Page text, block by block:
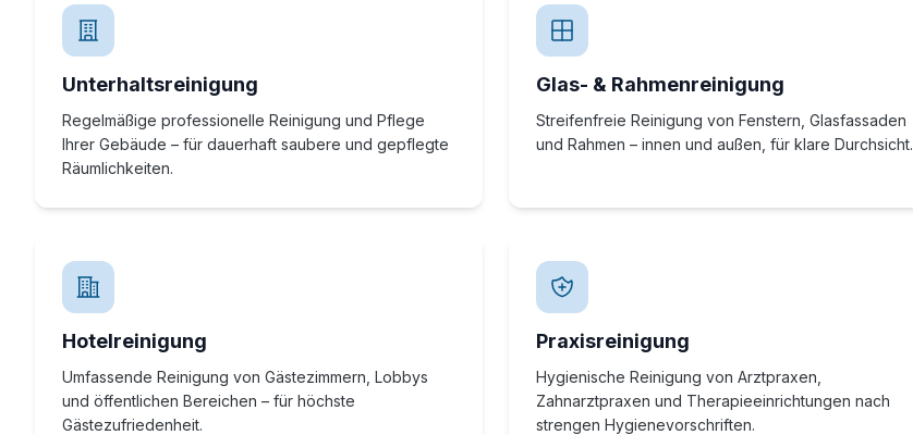
Unterhaltsreinigung
Regelmäßige professionelle Reinigung und Pflege
Ihrer Gebäude – für dauerhaft saubere und gepflegte
Räumlichkeiten.
Glas- & Rahmenreinigung
Streifenfreie Reinigung von Fenstern, Glasfassaden
und Rahmen – innen und außen, für klare Durchsicht.
Hotelreinigung
Umfassende Reinigung von Gästezimmern, Lobbys
und öffentlichen Bereichen – für höchste
Gästezufriedenheit.
Praxisreinigung
Hygienische Reinigung von Arztpraxen,
Zahnarztpraxen und Therapieeinrichtungen nach
strengen Hygienevorschriften.